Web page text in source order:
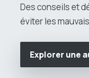
Des conseils et
éviter les
Explorer une